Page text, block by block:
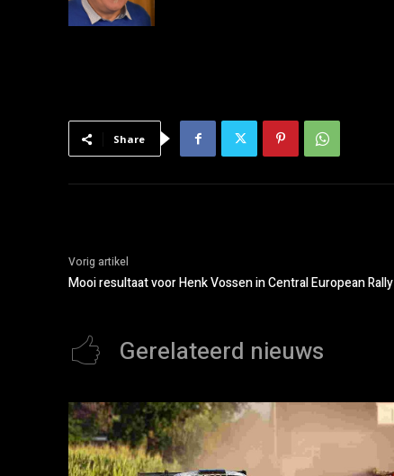
Share
Vorig artikel
Mooi resultaat voor Henk Vossen in Central European Rally
Gerelateerd nieuws